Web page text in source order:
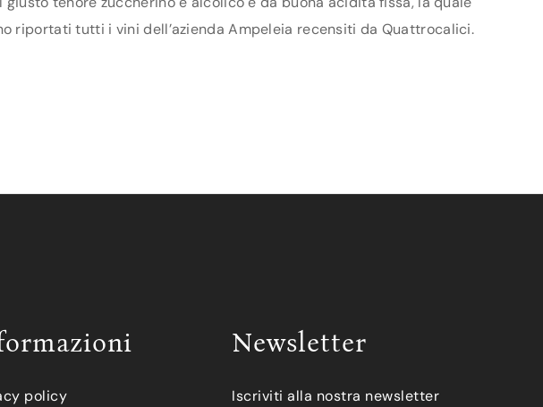
riportati tutti i vini dell’azienda Ampeleia recensiti da Quattrocalici.
policy
Newsletter
Iscriviti alla nostra newsletter